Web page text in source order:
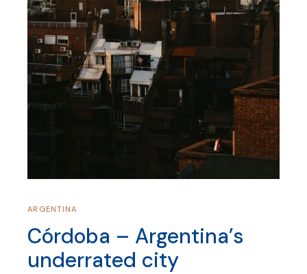
ARGENTINA
Córdoba – Argentina’s
underrated city